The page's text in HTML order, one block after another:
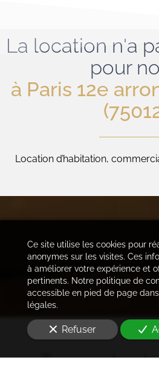
La location n'a
pour
à Paris 12e
Location d’habitation,
Trouver les
Ce site utilise les cookies pour
anonymes sur les visites. Ces
à améliorer votre expérience et
pertinents. Notre politique de
accessible en pied de page
légales.
Refuser